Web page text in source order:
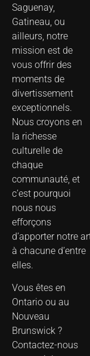
Saguenay,
Gatineau, ou
ailleurs, notre
mission est de
vous offrir des
moments de
divertissement
exceptionnels.
Nous croyons en
la richesse
culturelle de
chaque
communauté, et
c’est pourquoi
nous nous
efforçons
d’apporter notre
à chacune d’entre
elles.
Vous êtes en
Ontario ou au
Nouveau
Brunswick ?
Contactez-nous